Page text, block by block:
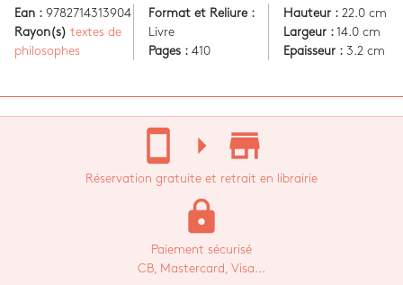
Ean : 9782714313904
Rayon(s) textes de
philosophes
Format et Reliure :
Livre
Pages : 410
Hauteur :22.0 cm
Largeur :14.0 cm
Epaisseur :3.2 cm
stay_current_portrait arrow_right store_mall_directory
Réservation gratuite et retrait en librairie
lock
Paiement sécurisé
CB, Mastercard, Visa...